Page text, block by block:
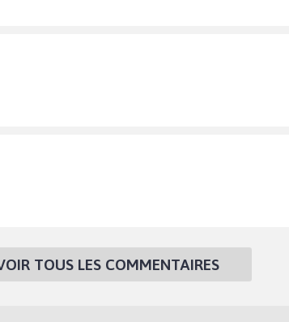
TOUS LES COMMENTAIRES